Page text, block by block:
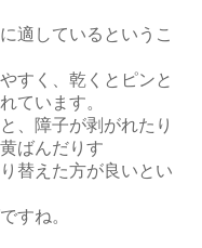
適しているというこ
すく、乾くとピンと
ています。
、障子が剥がれたり
ばんだりす
替えた方が良いとい
すね。